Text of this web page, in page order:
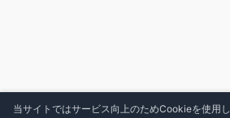
当サイトではサービス向上のためCookieを使用